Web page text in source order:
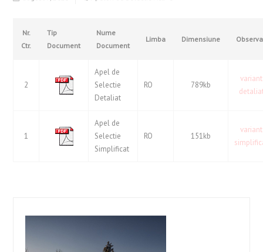
Nr.
Ctr.
Tip
Document
Nume
Document
Limba Dimensiune
2
Apel de
Selectie
Detaliat
RO 789kb
1
Apel de
Selectie
Simplificat
RO 151kb